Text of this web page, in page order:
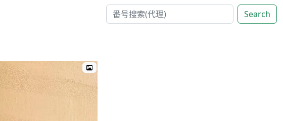
Search